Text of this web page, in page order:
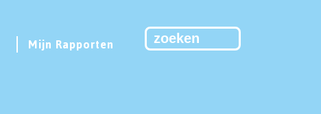
Mijn Rapporten